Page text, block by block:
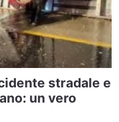
stradale e
un vero